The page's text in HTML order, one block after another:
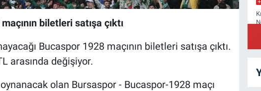
biletleri satışa çıktı
Bucaspor 1928 maçının biletleri satışa çıktı.
arasında değişiyor.
olan Bursaspor - Bucaspor-1928 maçı